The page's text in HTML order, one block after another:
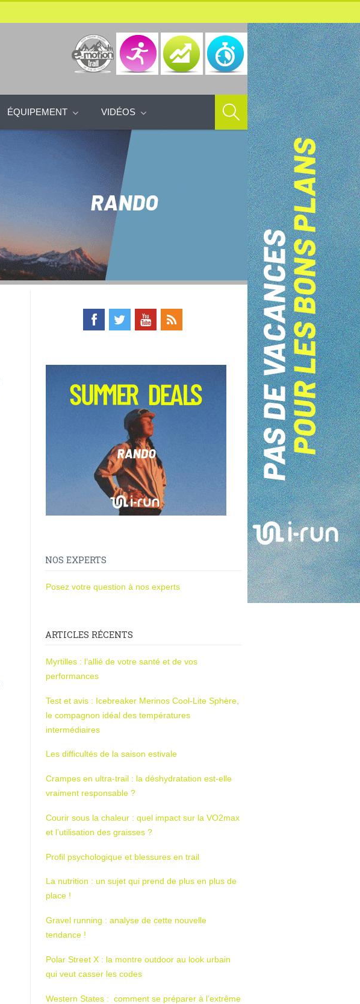
ÉQUIPEMENT VIDÉOS
NOS EXPERTS
Posez votre question à nos experts
ARTICLES RÉCENTS
Myrtilles : l’allié de votre santé et de vos
performances
Test et avis : Icebreaker Merinos Cool-Lite Sphère,
le compagnon idéal des températures
intermédiaires
Les difficultés de la saison estivale
Crampes en ultra-trail : la déshydratation est-elle
vraiment responsable ?
Courir sous la chaleur : quel impact sur la VO2max
et l’utilisation des graisses ?
Profil psychologique et blessures en trail
La nutrition : un sujet qui prend de plus en plus de
place !
Gravel running : analyse de cette nouvelle
tendance !
Polar Street X : la montre outdoor au look urbain
qui veut casser les codes
Western States : comment se préparer à l’extrême